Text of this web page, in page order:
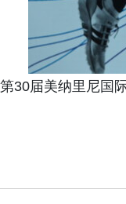
第30届美纳里尼国